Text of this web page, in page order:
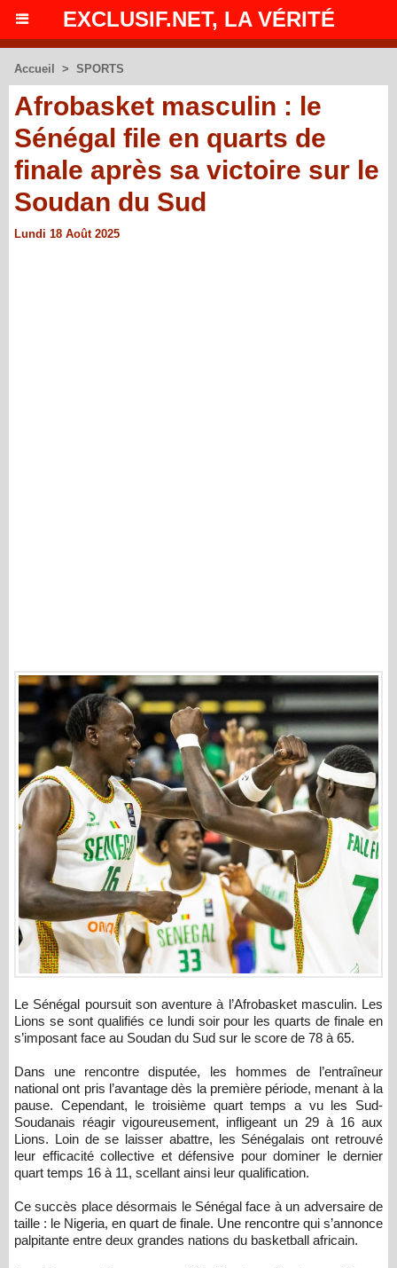
EXCLUSIF.NET, LA VÉRITÉ
Accueil > SPORTS
Afrobasket masculin : le
Sénégal file en quarts de
finale après sa victoire sur le
Soudan du Sud
Lundi 18 Août 2025
Le Sénégal poursuit son aventure à l’Afrobasket masculin. Les
Lions se sont qualifiés ce lundi soir pour les quarts de finale en
s’imposant face au Soudan du Sud sur le score de 78 à 65.
Dans une rencontre disputée, les hommes de l’entraîneur
national ont pris l’avantage dès la première période, menant à la
pause. Cependant, le troisième quart temps a vu les Sud-
Soudanais réagir vigoureusement, infligeant un 29 à 16 aux
Lions. Loin de se laisser abattre, les Sénégalais ont retrouvé
leur efficacité collective et défensive pour dominer le dernier
quart temps 16 à 11, scellant ainsi leur qualification.
Ce succès place désormais le Sénégal face à un adversaire de
taille : le Nigeria, en quart de finale. Une rencontre qui s’annonce
palpitante entre deux grandes nations du basketball africain.